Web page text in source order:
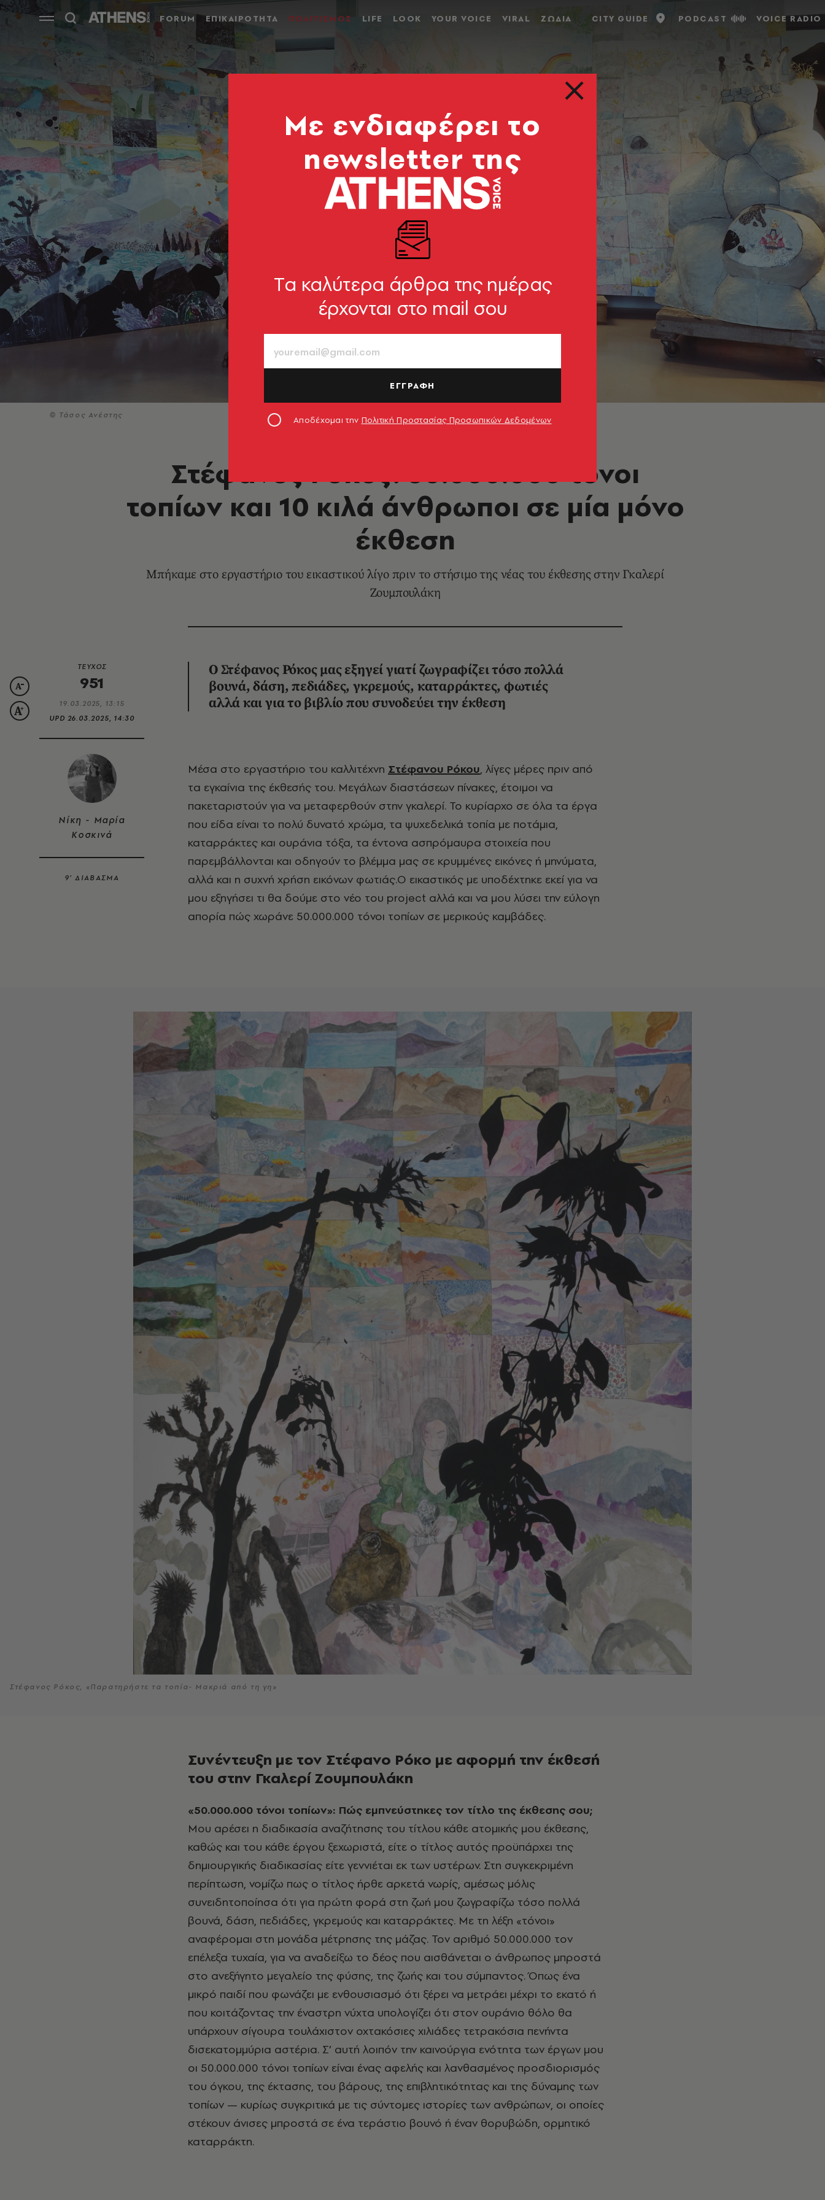
FORUM ΕΠΙΚΑΙΡΟΤΗΤΑ ΠΟΛΙΤΙΣΜΟΣ LIFE LOOK YOUR VOICE VIRAL ΖΩΔΙΑ CITY GUIDE PODCAST VOICE RADIO
© Τάσος Ανέστης
Στέφανος Ρόκος: 50.000.000 τόνοι
τοπίων και 10 κιλά άνθρωποι σε μία μόνο
έκθεση
Μπήκαμε στο εργαστήριο του εικαστικού λίγο πριν το στήσιμο της νέας του έκθεσης στην Γκαλερί
Ζουμπουλάκη
ΤΕΥΧΟΣ
951
19.03.2025, 13:15
UPD 26.03.2025, 14:30
Νίκη - Μαρία
Κοσκινά
9’ ΔΙΑΒΑΣΜΑ
Ο Στέφανος Ρόκος μας εξηγεί γιατίζωγραφίζει τόσο πολλά
βουνά, δάση, πεδιάδες, γκρεμούς, καταρράκτες, φωτιές
αλλά και για το βιβλίο που συνοδεύει την έκθεση
Μέσα στο εργαστήριο του καλλιτέχνη Στέφανου Ρόκου, λίγες μέρες πριν από
τα εγκαίνια της έκθεσής του. Μεγάλων διαστάσεων πίνακες, έτοιμοι να
πακεταριστούν για να μεταφερθούν στην γκαλερί. Το κυρίαρχο σε όλα τα έργα
που είδα είναι το πολύ δυνατό χρώμα, τα ψυχεδελικά τοπία με ποτάμια,
καταρράκτες και ουράνια τόξα, τα έντονα ασπρόμαυρα στοιχεία που
παρεμβάλλονται και οδηγούν το βλέμμα μας σε κρυμμένες εικόνες ή μηνύματα,
αλλά και η συχνή χρήση εικόνων φωτιάς.Ο εικαστικός με υποδέχτηκε εκεί για να
μου εξηγήσει τι θα δούμε στο νέο του project αλλά και να μου λύσει την εύλογη
απορία πώς χωράνε 50.000.000 τόνοι τοπίων σε μερικούς καμβάδες.
Στέφανος Ρόκος, «Παρατηρήστε τα τοπία- Μακριά από τη γη»
Συνέντευξη με τον Στέφανο Ρόκο με αφορμή την έκθεσή
του στην Γκαλερί Ζουμπουλάκη
«50.000.000 τόνοι τοπίων»: Πώς εμπνεύστηκες τον τίτλο της έκθεσης σου;
Μου αρέσει η διαδικασία αναζήτησης του τίτλου κάθε ατομικής μου έκθεσης,
καθώς και του κάθε έργου ξεχωριστά, είτε ο τίτλος αυτός προϋπάρχει της
δημιουργικής διαδικασίας είτε γεννιέται εκ των υστέρων. Στη συγκεκριμένη
περίπτωση, νομίζω πως ο τίτλος ήρθε αρκετά νωρίς, αμέσως μόλις
συνειδητοποίησα ότι για πρώτη φορά στη ζωή μου ζωγραφίζω τόσο πολλά
βουνά, δάση, πεδιάδες, γκρεμούς και καταρράκτες. Με τη λέξη «τόνοι»
αναφέρομαι στη μονάδα μέτρησης της μάζας. Τον αριθμό 50.000.000 τον
επέλεξα τυχαία, για να αναδείξω το δέος που αισθάνεται ο άνθρωπος μπροστά
στο ανεξήγητο μεγαλείο της φύσης, της ζωής και του σύμπαντος. Όπως ένα
μικρό παιδί που φωνάζει με ενθουσιασμό ότι ξέρει να μετράει μέχρι το εκατό ή
που κοιτάζοντας την έναστρη νύχτα υπολογίζει ότι στον ουράνιο θόλο θα
υπάρχουν σίγουρα τουλάχιστον οχτακόσιες χιλιάδες τετρακόσια πενήντα
δισεκατομμύρια αστέρια. Σ’ αυτή λοιπόν την καινούργια ενότητα των έργων μου
οι 50.000.000 τόνοι τοπίων είναι ένας αφελής και λανθασμένος προσδιορισμός
του όγκου, της έκτασης, του βάρους, της επιβλητικότητας και της δύναμης των
τοπίων — κυρίως συγκριτικά με τις σύντομες ιστορίες των ανθρώπων, οι οποίες
στέκουν άνισες μπροστά σε ένα τεράστιο βουνό ή έναν θορυβώδη, ορμητικό
καταρράκτη.
Mε ενδιαφέρει το
newsletter της
Tα καλύτερα άρθρα της ημέρας
έρχονται στο mail σου
ΕΓΓΡΑΦΗ
Αποδέχομαι την Πολιτική Προστασίας Προσωπικών Δεδομένων